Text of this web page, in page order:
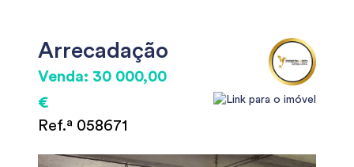
Arrecadação
Venda: 30 000,00
€
Ref.ª 058671